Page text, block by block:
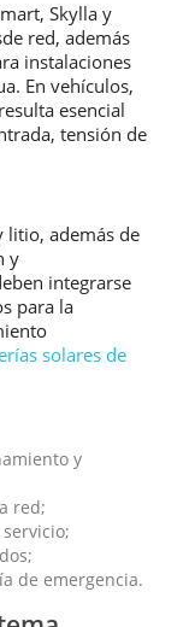
Skylla y
red, además
instalaciones
En vehículos,
esencial
tensión de
litio, además de
y
integrarse
para la
solares de
y
red;
de emergencia.